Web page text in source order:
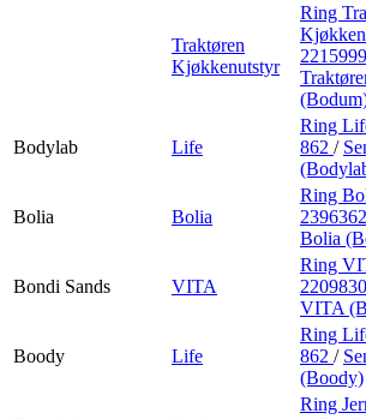
Traktøren
Kjøkkenutstyr
Ring
Bodylab Life
Ring
862 /
Bolia Bolia
Ring
Bolia
Bondi Sands VITA
Ring
VITA
Boody Life
Ring
862 /
(Boody)
Ring